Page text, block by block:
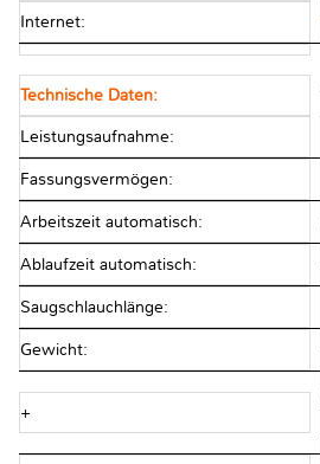
Internet:
Technische Daten:
Leistungsaufnahme:
Fassungsvermögen:
Arbeitszeit automatisch:
Ablaufzeit automatisch:
Saugschlauchlänge:
Gewicht:
+